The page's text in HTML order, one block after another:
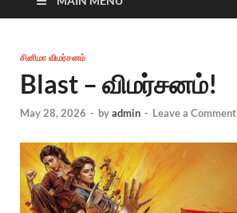
சினிமா விமர்சனம்
Blast – விமர்சனம்!
May 28, 2026 - byadmin - Leave a Comment